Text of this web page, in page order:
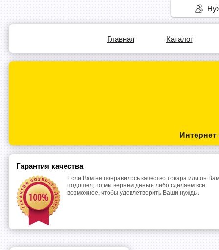
Главная Каталог
Гарантия качества
Если Вам не понравилось качество товара или он
подошел, то мы вернем деньги либо сделаем все
возможное, чтобы удовлетворить Ваши нужды.